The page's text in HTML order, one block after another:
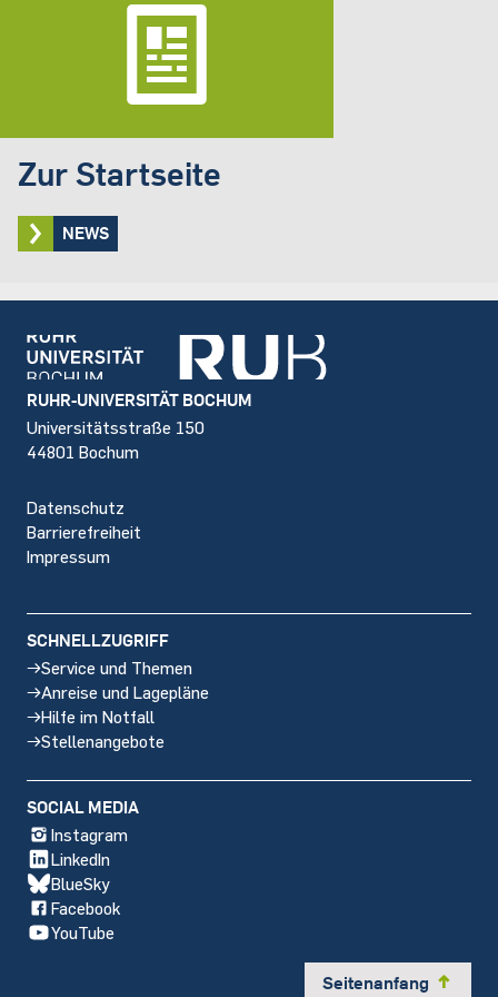
Zur Startseite
NEWS
Footer
RUHR-UNIVERSITÄT BOCHUM
Universitätsstraße 150
44801 Bochum
Datenschutz
Barrierefreiheit
Impressum
SCHNELLZUGRIFF
Service und Themen
Anreise und Lagepläne
Hilfe im Notfall
Stellenangebote
SOCIAL MEDIA
Instagram
LinkedIn
BlueSky
Facebook
YouTube
Seitenanfang y